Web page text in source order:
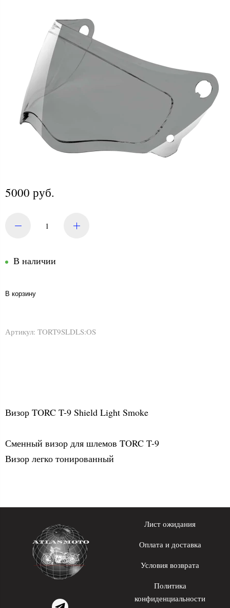
5000 руб.
В наличии
В корзину
Артикул: TORT9SLDLS:OS
Визор TORC T-9 Shield Light Smoke
Сменный визор для шлемов TORC T-9
Визор легко тонированный
Лист ожидания
Оплата и доставка
Условия возврата
Политика
конфиденциальности